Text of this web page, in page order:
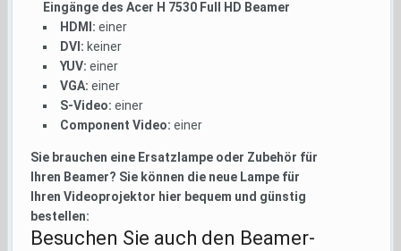
Eingänge des Acer H 7530 Full HD Beamer
HDMI: einer
DVI: keiner
YUV: einer
VGA: einer
S-Video: einer
Component Video: einer
Sie brauchen eine Ersatzlampe oder Zubehör für
Ihren Beamer? Sie können die neue Lampe für
Ihren Videoprojektor hier bequem und günstig
bestellen:
Besuchen Sie auch den Beamer-